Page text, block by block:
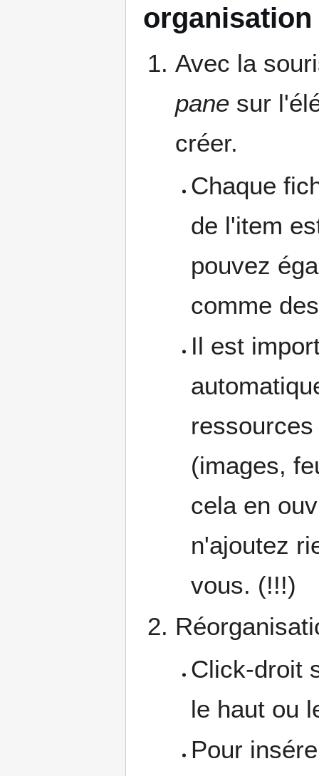
organisation
Avec la
panesur
créer.
Chaque
de l'item
pouvez
comme
Il est
(images,
cela en
n'ajoutez
vous. (!!!)
Click-droit
le haut ou
Pour